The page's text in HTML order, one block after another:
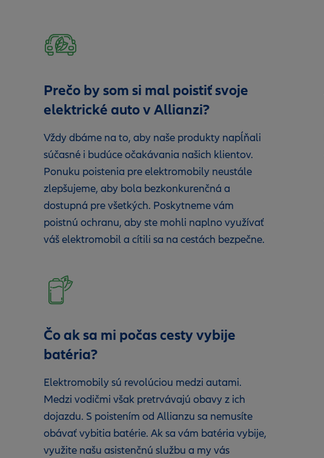
Prečo by som si mal poistiť svoje
elektrické auto v Allianzi?
Vždy dbáme na to, aby naše produkty napĺňali
súčasné i budúce očakávania našich klientov.
Ponuku poistenia pre elektromobily neustále
zlepšujeme, aby bola bezkonkurenčná a
dostupná pre všetkých. Poskytneme vám
poistnú ochranu, aby ste mohli naplno využívať
váš elektromobil a cítili sa na cestách bezpečne.
Čo ak sa mi počas cesty vybije
batéria?
Elektromobily sú revolúciou medzi autami.
Medzi vodičmi však pretrvávajú obavy z ich
dojazdu. S poistením od Allianzu sa nemusíte
obávať vybitia batérie. Ak sa vám batéria vybije,
využite našu asistenčnú službu a my vás